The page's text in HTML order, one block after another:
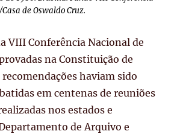
de Oswaldo Cruz.
VIII Conferência Nacional de
na Constituição de
recomendações haviam sido
em centenas de reuniões
nos estados e
de Arquivo e